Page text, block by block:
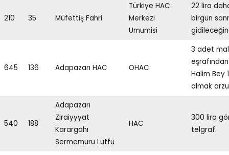
210 35 Müfettiş Fahri
Türkiye HAC
Merkezi
Umumisi
22 lira
birgün
645 136 Adapazarı HAC OHAC
3 adet
Halim Bey
almak
540 188
Adapazarı
Ziraiyyyat
Karargahı
Sermemuru Lütfü
HAC
300 lira
telgraf.